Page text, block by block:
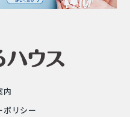
内
ポリシー